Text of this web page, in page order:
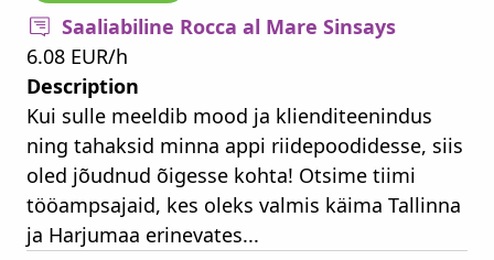
Saaliabiline Rocca al Mare Sinsays
6.08 EUR/h
Description
Kui sulle meeldib mood ja klienditeenindus
ning tahaksid minna appi riidepoodidesse, siis
oled jõudnud õigesse kohta! Otsime tiimi
tööampsajaid, kes oleks valmis käima Tallinna
ja Harjumaa erinevates...